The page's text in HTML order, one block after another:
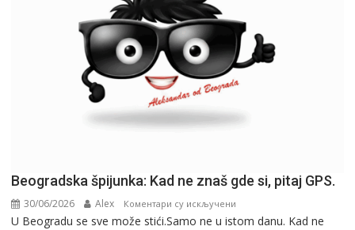
Beogradska špijunka: Kad ne znaš gde si, pitaj GPS.
30/06/2026 Alex Коментари су искључени
Beogradska
U Beogradu se sve može stići.Samo ne u istom danu. Kad ne